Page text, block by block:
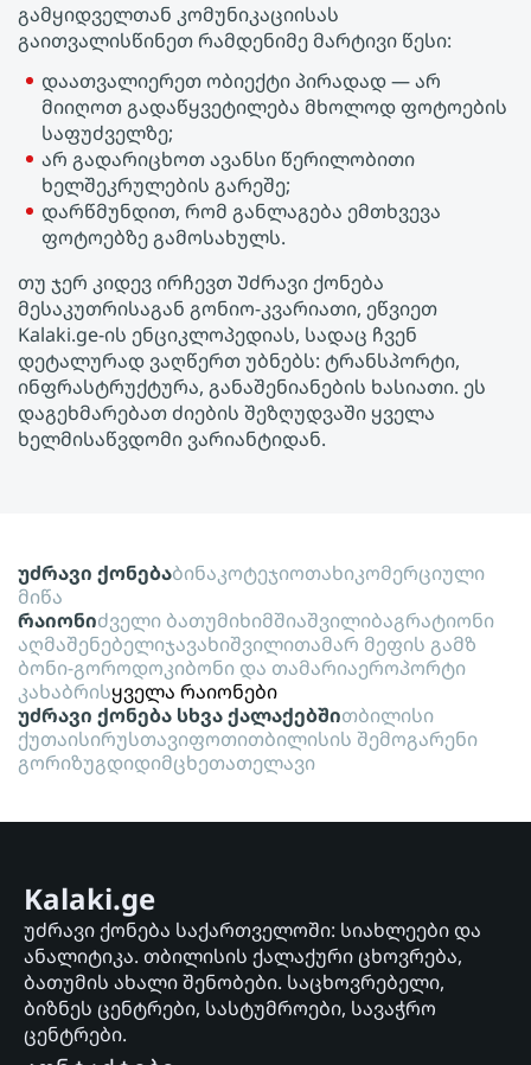
გამყიდველთან კომუნიკაციისას
გაითვალისწინეთ რამდენიმე მარტივი წესი:
დაათვალიერეთ ობიექტი პირადად — არ
მიიღოთ გადაწყვეტილება მხოლოდ ფოტოების
საფუძველზე;
არ გადარიცხოთ ავანსი წერილობითი
ხელშეკრულების გარეშე;
დარწმუნდით, რომ განლაგება ემთხვევა
ფოტოებზე გამოსახულს.
თუ ჯერ კიდევ ირჩევთ Უძრავი ქონება
მესაკუთრისაგან გონიო-კვარიათი, ეწვიეთ
Kalaki.ge-ის ენციკლოპედიას, სადაც ჩვენ
დეტალურად ვაღწერთ უბნებს: ტრანსპორტი,
ინფრასტრუქტურა, განაშენიანების ხასიათი. ეს
დაგეხმარებათ ძიების შეზღუდვაში ყველა
ხელმისაწვდომი ვარიანტიდან.
უძრავი ქონებაბინაკოტეჯიოთახიკომერციული
მიწა
რაიონიძველი ბათუმიხიმშიაშვილიბაგრატიონი
აღმაშენებელიჯავახიშვილითამარ მეფის გამზ
ბონი-გოროდოკიბონი და თამარიაეროპორტი
კახაბრისყველა რაიონები
უძრავი ქონება სხვა ქალაქებშითბილისი
ქუთაისირუსთავიფოთითბილისის შემოგარენი
გორიზუგდიდიმცხეთათელავი
Kalaki.ge
უძრავი ქონება საქართველოში: სიახლეები და
ანალიტიკა. თბილისის ქალაქური ცხოვრება,
ბათუმის ახალი შენობები. საცხოვრებელი,
ბიზნეს ცენტრები, სასტუმროები, სავაჭრო
ცენტრები.